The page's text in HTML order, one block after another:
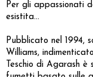
Per gli appassionati
esistita...
Pubblicato nel 1994,
Williams,
Teschio di Agarash